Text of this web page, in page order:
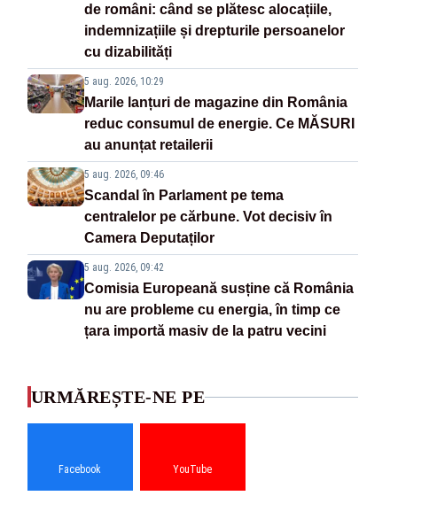
de români: când se plătesc alocațiile,
indemnizațiile și drepturile persoanelor
cu dizabilități
5 aug. 2026, 10:29
Marile lanțuri de magazine din România
reduc consumul de energie. Ce MĂSURI
au anunțat retailerii
5 aug. 2026, 09:46
Scandal în Parlament pe tema
centralelor pe cărbune. Vot decisiv în
Camera Deputaților
5 aug. 2026, 09:42
Comisia Europeană susține că România
nu are probleme cu energia, în timp ce
țara importă masiv de la patru vecini
URMĂREȘTE-NE PE
Facebook YouTube